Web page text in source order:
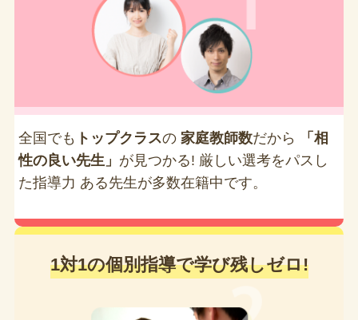
全国でも トップクラスの 家庭教師数だから
「相
性の良い先生」 が見つかる! 厳しい選考をパスし
た指導力 ある先生が多数在籍中です。
1対1の個別指導で学び残しゼロ!